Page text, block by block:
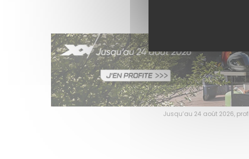
Jusqu’au 24 août 2026,